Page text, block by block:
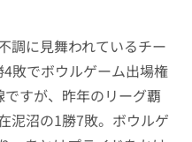
調に見舞われているチー
敗でボウルゲーム出場権
すが、昨年のリーグ覇
泥沼の1勝7敗。ボウルゲ